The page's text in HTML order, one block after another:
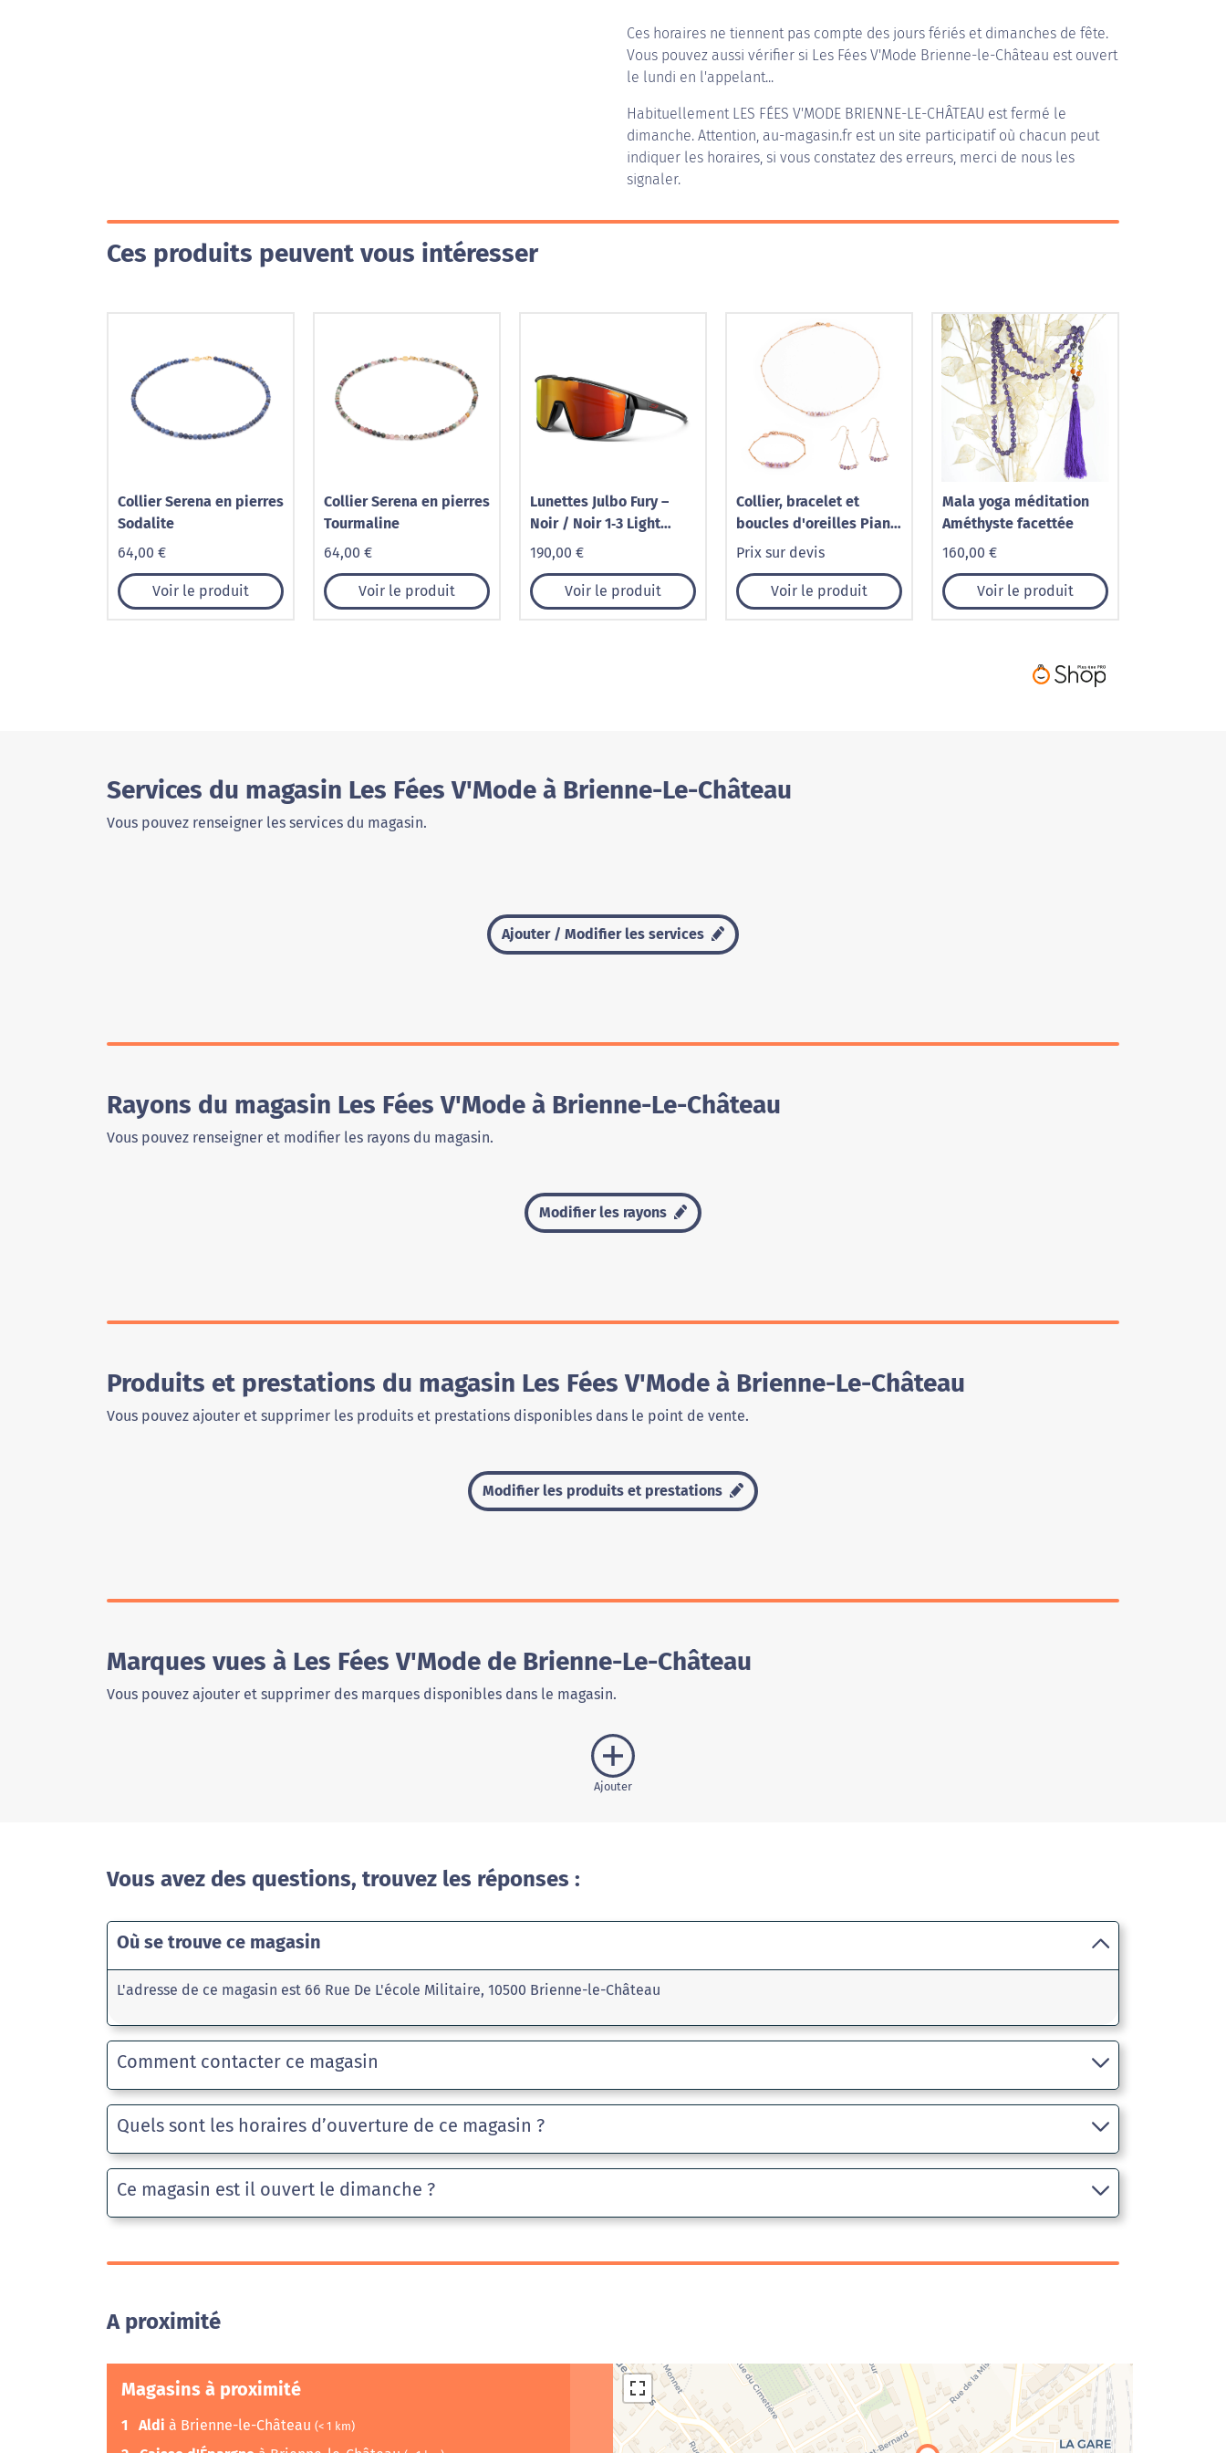
Ces horaires ne tiennent pas compte des jours fériés et dimanches de fête.
Vous pouvez aussi vérifier si Les Fées V'Mode Brienne-le-Château est ouvert
le lundi en l'appelant...
Habituellement LES FÉES V'MODE BRIENNE-LE-CHÂTEAU est fermé le
dimanche. Attention, au-magasin.fr est un site participatif où chacun peut
indiquer les horaires, si vous constatez des erreurs, merci de nous les
signaler.
Ces produits peuvent vous intéresser
Collier Serena en pierres
Sodalite
64,00 €
Voir le produit
Collier Serena en pierres
Tourmaline
64,00 €
Voir le produit
Lunettes Julbo Fury –
Noir / Noir 1‑3 Light
Amplifier
190,00 €
Voir le produit
Collier, bracelet et
boucles d'oreilles Piana
en pierres Améthyste
Prix sur devis
Voir le produit
Mala yoga méditation
Améthyste facettée
160,00 €
Voir le produit
Services du magasin Les Fées V'Mode à Brienne-Le-Château
Vous pouvez renseigner les services du magasin.
Ajouter / Modifier les services
Rayons du magasin Les Fées V'Mode à Brienne-Le-Château
Vous pouvez renseigner et modifier les rayons du magasin.
Modifier les rayons
Produits et prestations du magasin Les Fées V'Mode à Brienne-Le-Château
Vous pouvez ajouter et supprimer les produits et prestations disponibles dans le point de vente.
Modifier les produits et prestations
Marques vues à Les Fées V'Mode de Brienne-Le-Château
Vous pouvez ajouter et supprimer des marques disponibles dans le magasin.
Ajouter
Vous avez des questions, trouvez les réponses :
Où se trouve ce magasin
L'adresse de ce magasin est 66 Rue De L'école Militaire, 10500 Brienne-le-Château
Comment contacter ce magasin
Quels sont les horaires d’ouverture de ce magasin ?
Ce magasin est il ouvert le dimanche ?
A proximité
Magasins à proximité
1 Aldi à Brienne-le-Château (< 1 km)